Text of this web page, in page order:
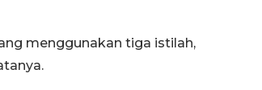
menggunakan tiga istilah,